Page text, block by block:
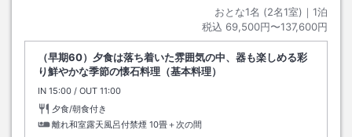
おとな1名 (2名1室)｜ 1泊
税込 69,500円〜137,600円
（早期60）夕食は落ち着いた雰囲気の中、器も楽しめる彩
り鮮やかな季節の懐石料理（基本料理）
IN チェックイン
15:00 / OUT チェックアウト
11:00
夕食/朝食付き
離れ和室露天風呂付禁煙 10畳＋次の間